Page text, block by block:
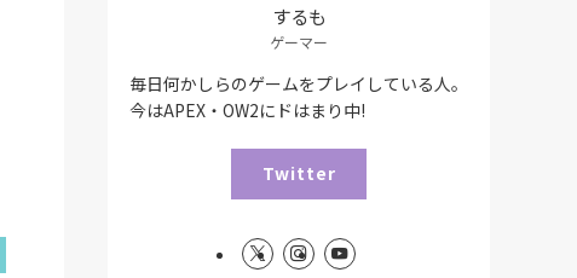
するも
ゲーマー
毎日何かしらのゲームをプレイしている人。
今はAPEX・OW2にドはまり中!
Twitter